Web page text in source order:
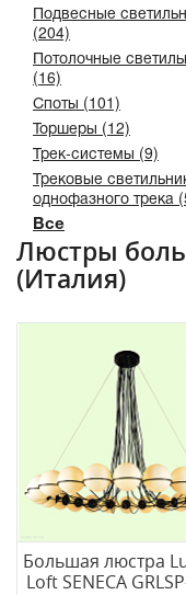
Подвесные
(204)
Потолочные
(16)
Споты (101)
Торшеры (12)
Трек-системы (9)
Трековые
однофазного трека
Все
Люстры
(Италия)
Большая люстра
Loft SENECA